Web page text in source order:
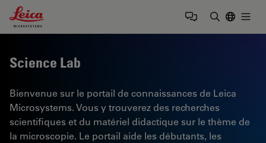
Leica Microsystems Logo
Science Lab
Bienvenue sur le portail de connaissances de Leica
Microsystems. Vous y trouverez des recherches
scientifiques et du matériel didactique sur le thème de
la microscopie. Le portail aide les débutants, les